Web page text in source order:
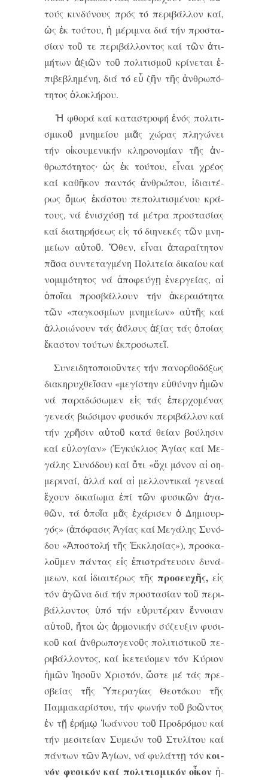
τούς κιν­δύ­νους πρός τό πε­ρι­βάλ­λον καί,
ὡς ἐκ τού­του, ἡ μέ­ρι­μνα δι­ά τήν προ­στα­
σί­αν τοῦ τε πε­ρι­βάλ­λον­τος καί τῶν ἀ­τι­
μή­των ἀ­ξι­ῶν τοῦ πο­λι­τι­σμοῦ κρί­νε­ται ἐ­
πι­βε­βλη­μέ­νη, δι­ά τό εὖ ζῆν τῆς ἀν­θρω­πό­
τη­τος ὁ­λο­κλή­ρου.
Ἡ φθο­ρά καί κα­τα­στρο­φή ἑ­νός πο­λι­τι­
σμι­κοῦ μνη­μεί­ου μι­ᾶς χώ­ρας πλη­γώ­νει
τήν οἰ­κου­με­νι­κήν κλη­ρο­νο­μί­αν τῆς ἀν­
θρω­πό­τη­τος∙ ὡς ἐκ τού­του, εἶ­ναι χρέ­ος
καί κα­θῆ­κον παν­τός ἀν­θρώ­που, ἰ­δι­αι­τέ­
ρως ὅ­μως ἑ­κά­στου πε­πο­λι­τι­σμέ­νου κρά­
τους, νά ἐ­νι­σχύ­σῃ τά μέ­τρα προ­στα­σί­ας
καί δι­α­τη­ρή­σε­ως εἰς τό δι­η­νε­κές τῶν μνη­
μεί­ων αὐ­τοῦ. Ὅ­θεν, εἶ­ναι ἀ­πα­ραί­τη­τον
πᾶ­σα συν­τε­ταγ­μέ­νη Πο­λι­τεί­α δι­καί­ου καί
νο­μι­μό­τη­τος νά ἀ­πο­φεύ­γῃ ἐ­νερ­γεί­ας, αἱ
ὁ­ποῖ­αι προ­σβάλ­λουν τήν ἀ­κε­ραι­ό­τη­τα
τῶν «παγ­κο­σμί­ων μνη­μεί­ων» αὐ­τῆς καί
ἀλ­λοι­ώ­νουν τάς ἀ­ΰ­λους ἀ­ξί­ας τάς ὁ­ποί­ας
ἕ­κα­στον τού­των ἐκ­προ­σω­πεῖ.
Συ­νει­δη­το­ποι­οῦν­τες τη­́ν πα­νορ­θο­δό­ξως
δι­α­κη­ρυ­χθεῖ­σαν «με­γι­́­στην εὐ­θυ­́­νην ἡ­μῶν
νά πα­ρα­δω­́­σω­μεν εἰς τα­́ς ἐ­περ­χο­με­́­νας
γε­νε­α­́ς βι­ω­́­σι­μον φυ­σι­κο­́ν πε­ρι­βα­́λ­λον καί
τη­́ν χρῆ­σιν αὐ­τοῦ κα­τά θει­́­αν βου­́­λη­σιν
καί εὐ­λο­γι­́­αν» (Ἐγ­κύ­κλι­ος Ἁ­γί­ας καί Με­
γά­λης Συ­νό­δου) καί ὅ­τι «ὄ­χι μό­νον αἱ ση­
με­ρι­ναί, ἀλ­λά καί αἱ μελ­λον­τι­καί γε­νε­αί
ἔ­χουν δι­καί­ω­μα ἐ­πί τῶν φυ­σι­κῶν ἀ­γα­
θῶν, τά ὁ­ποῖ­α μᾶς ἐ­χά­ρι­σεν ὁ Δη­μι­ουρ­
γός» (ἀ­πό­φα­σις Ἁ­γί­ας καί Με­γά­λης Συ­νό­
δου «Ἀ­πο­στο­λή τῆς Ἐκ­κλη­σί­ας»), προ­σκα­
λοῦ­μεν πάν­τας εἰς ἐ­πι­στρά­τευ­σιν δυ­νά­
με­ων, καί ἰ­δι­αι­τέ­ρως τῆς προ­σευ­χῆς, εἰς
τόν ἀ­γῶ­να δι­ά τήν προ­στα­σί­αν τοῦ πε­ρι­
βάλ­λον­τος ὑ­πό τήν εὐ­ρυ­τέ­ραν ἔν­νοι­αν
αὐ­τοῦ, ἤ­τοι ὡς ἁρ­μο­νι­κήν σύ­ζευ­ξιν φυ­σι­
κοῦ καί ἀν­θρω­πο­γε­νοῦς πο­λι­τι­στι­κοῦ πε­
ρι­βάλ­λον­τος, καί ἱ­κε­τεύ­ο­μεν τόν Κύ­ρι­ον
ἡ­μῶν Ἰ­η­σοῦν Χρι­στόν, ὥ­στε μέ τάς πρε­
σβεί­ας τῆς Ὑ­πε­ρα­γί­ας Θε­ο­τό­κου τῆς
Παμ­μα­κα­ρί­στου, τήν φω­νήν τοῦ βο­ῶν­τος
ἐν τῇ ἐ­ρή­μῳ Ἰ­ω­άν­νου τοῦ Προ­δρό­μου καί
τήν με­σι­τεί­αν Συ­με­ών τοῦ Στυ­λί­του καί
πάν­των τῶν Ἁ­γί­ων, νά φυ­λάτ­τῃ τόν κοι­
νόν φυ­σι­κόν καί πο­λι­τι­σμι­κόν οἶ­κον ἡ­